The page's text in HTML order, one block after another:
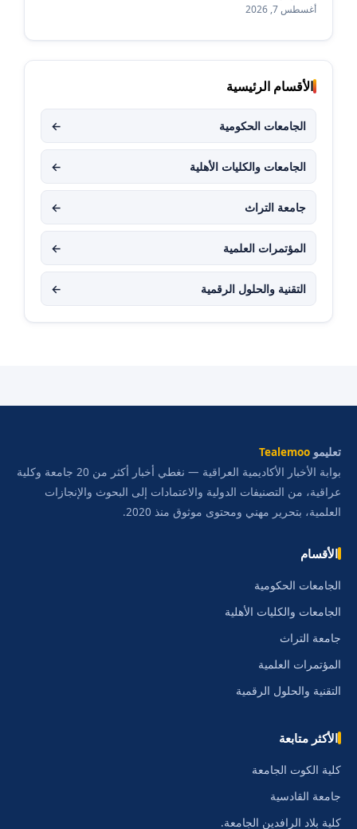
أغسطس 7, 2026
الأقسام الرئيسية
الجامعات الحكومية ←
الجامعات والكليات الأهلية ←
جامعة التراث ←
المؤتمرات العلمية ←
التقنية والحلول الرقمية ←
تعليمو Tealemoo
بوابة الأخبار الأكاديمية العراقية — نغطي أخبار أكثر من 20 جامعة وكلية
عراقية، من التصنيفات الدولية والاعتمادات إلى البحوث والإنجازات
العلمية، بتحرير مهني ومحتوى موثوق منذ 2020.
الأقسام
الجامعات الحكومية
الجامعات والكليات الأهلية
جامعة التراث
المؤتمرات العلمية
التقنية والحلول الرقمية
الأكثر متابعة
كلية الكوت الجامعة
جامعة القادسية
كلية بلاد الرافدين الجامعة.